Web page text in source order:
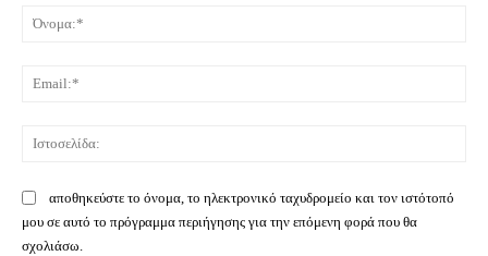
αποθηκεύστε το όνομα, το ηλεκτρονικό ταχυδρομείο και τον ιστότοπό
μου σε αυτό το πρόγραμμα περιήγησης για την επόμενη φορά που θα
σχολιάσω.